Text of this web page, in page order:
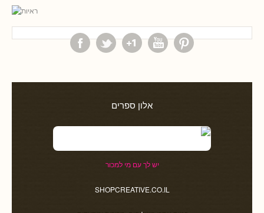
אלון ספרים
יש לך עם מי למכור
SHOPCREATIVE.CO.IL